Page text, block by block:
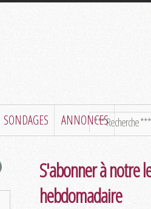
SONDAGES ANNONCES
S'abonner à notre
hebdomadaire